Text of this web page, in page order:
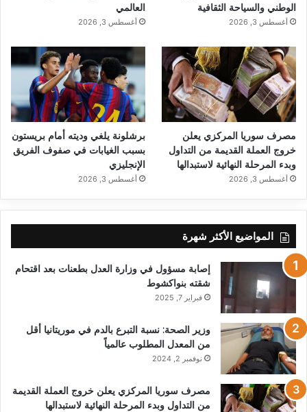
الوطني والسياحة الثقافية
أغسطس 3, 2026
العالمي
أغسطس 3, 2026
مصرف سوريا المركزي يعلن
خروج العملة القديمة من التداول
وبدء المرحلة النهائية لاستبدالها
أغسطس 3, 2026
برشلونة يلغي وديته أمام بريستون
بسبب الغيابات في صفوف الفريق
الإنجليزي
أغسطس 3, 2026
المواضيع الأكثر شهرة
إصابة مسؤول في وزارة العدل بطعنات بعد اقتحام
شقته بنواكشوط
فبراير 7, 2025
وزير الصحة: نسبة التبرع بالدم في موريتانيا أقل
من المعدل المطلوب عالمياً
نوفمبر 2, 2024
مصرف سوريا المركزي يعلن خروج العملة القديمة
من التداول وبدء المرحلة النهائية لاستبدالها